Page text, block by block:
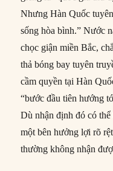
Nhưng Hàn Quốc
sống hòa bình.” Nước
chọc giận miền Bắc,
thả bóng bay tuyên
cầm quyền tại Hàn
“bước đầu tiên hướng
Dù nhận định đó có
một bên hưởng lợi rõ
thường không nhận